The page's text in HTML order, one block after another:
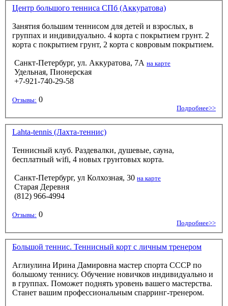
Центр большого тенниса СПб (Аккуратова)
Занятия большим теннисом для детей и взрослых, в
группах и индивидуально. 4 корта с покрытием грунт. 2
корта с покрытием грунт, 2 корта с ковровым покрытием.
Санкт-Петербург, ул. Аккуратова, 7А на карте
Удельная, Пионерская
+7-921-740-29-58
Отзывы: 0
Подробнее>>
Lahta-tennis (Лахта-теннис)
Теннисный клуб. Раздевалки, душевые, сауна,
бесплатный wifi, 4 новых грунтовых корта.
Санкт-Петербург, ул Колхозная, 30 на карте
Старая Деревня
(812) 966-4994
Отзывы: 0
Подробнее>>
Большой теннис. Теннисный корт с личным тренером
Аглиулина Ирина Дамировна мастер спорта СССР по
большому теннису. Обучение новичков индивидуально и
в группах. Поможет поднять уровень вашего мастерства.
Станет вашим профессиональным спарринг-тренером.